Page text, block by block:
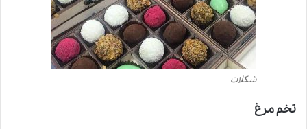
شکلات
تخم مرغ